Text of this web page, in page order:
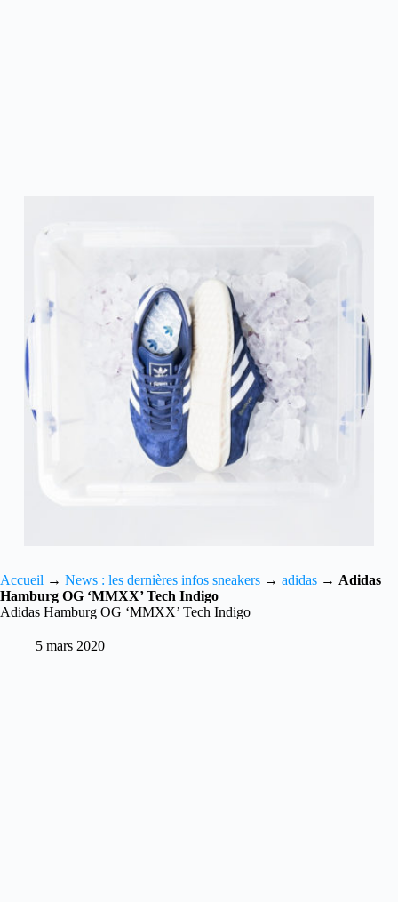
Accueil → News : les dernières infos sneakers → adidas → Adidas
Hamburg OG ‘MMXX’ Tech Indigo
Adidas Hamburg OG ‘MMXX’ Tech Indigo
5 mars 2020